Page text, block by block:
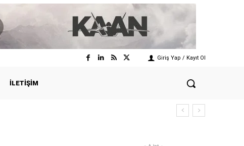
Giriş Yap / Kayıt Ol
İLETIŞIM